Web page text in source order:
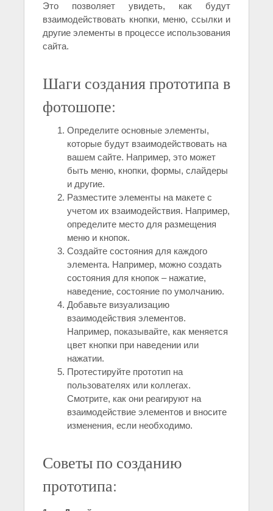
Это позволяет увидеть, как будут
взаимодействовать кнопки, меню, ссылки и
другие элементы в процессе использования
сайта.
Шаги создания прототипа в
фотошопе:
Определите основные элементы,
которые будут взаимодействовать на
вашем сайте. Например, это может
быть меню, кнопки, формы, слайдеры
и другие.
Разместите элементы на макете с
учетом их взаимодействия. Например,
определите место для размещения
меню и кнопок.
Создайте состояния для каждого
элемента. Например, можно создать
состояния для кнопок – нажатие,
наведение, состояние по умолчанию.
Добавьте визуализацию
взаимодействия элементов.
Например, показывайте, как меняется
цвет кнопки при наведении или
нажатии.
Протестируйте прототип на
пользователях или коллегах.
Смотрите, как они реагируют на
взаимодействие элементов и вносите
изменения, если необходимо.
Советы по созданию
прототипа: